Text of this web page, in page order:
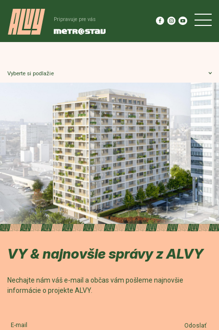
Pripravuje pre vás
VY & najnovšie správy z ALVY
Nechajte nám váš e-mail a občas vám pošleme najnovšie
informácie o projekte ALVY.
E-mail Odoslať